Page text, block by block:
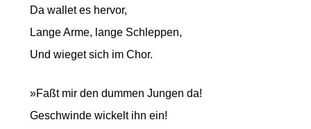
Da wallet es hervor,
Lange Arme, lange Schleppen,
Und wieget sich im Chor.
»Faßt mir den dummen Jungen da!
Geschwinde wickelt ihn ein!